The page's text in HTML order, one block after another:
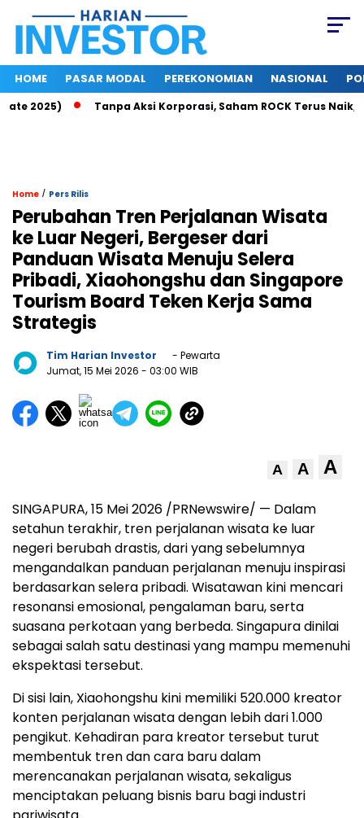
HOME PASAR MODAL PEREKONOMIAN NASIONAL
2025) Tanpa Aksi Korporasi, Saham ROCK Terus Naik,
Home / Pers Rilis
Perubahan Tren Perjalanan Wisata
ke Luar Negeri, Bergeser dari
Panduan Wisata Menuju Selera
Pribadi, Xiaohongshu dan Singapore
Tourism Board Teken Kerja Sama
Strategis
Tim Harian Investor
- Pewarta
Jumat, 15 Mei 2026 - 03:00 WIB
A A A
SINGAPURA, 15 Mei 2026 /PRNewswire/ — Dalam
setahun terakhir, tren perjalanan wisata ke luar
negeri berubah drastis, dari yang sebelumnya
mengandalkan panduan perjalanan menuju inspirasi
berdasarkan selera pribadi. Wisatawan kini mencari
resonansi emosional, pengalaman baru, serta
suasana perkotaan yang berbeda. Singapura dinilai
sebagai salah satu destinasi yang mampu memenuhi
ekspektasi tersebut.
Di sisi lain, Xiaohongshu kini memiliki 520.000 kreator
konten perjalanan wisata dengan lebih dari 1.000
pengikut. Kehadiran para kreator tersebut turut
membentuk tren dan cara baru dalam
merencanakan perjalanan wisata, sekaligus
menciptakan peluang bisnis baru bagi industri